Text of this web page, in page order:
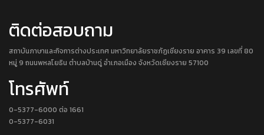
ติดต่อสอบถาม
สถาบันภาษาและกิจการต่างประเทศ มหาวิทยาลัยราชภัฏเชียงราย อาคาร 39 เลขที่ 80
หมู่ 9 ถนนพหลโยธิน ตำบลบ้านดู่ อำเภอเมือง จังหวัดเชียงราย 57100
โทรศัพท์
0-5377-6000 ต่อ 1661
0-5377-6031